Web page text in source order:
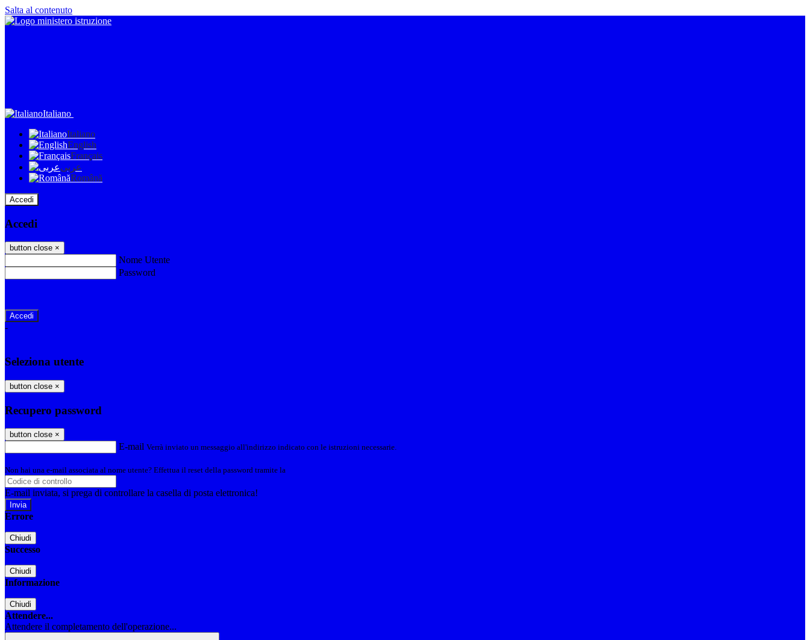
Salta al contenuto
Italiano
Italiano
English
Français
عربى
Română
Accedi
Accedi
button close ×
Nome Utente
Password
-
Seleziona utente
button close ×
Recupero password
button close ×
E-mail Verrà inviato un messaggio all'indirizzo indicato con le istruzioni necessarie.
Non hai una e-mail associata al nome utente? Effettua il reset della password tramite la
E-mail inviata, si prega di controllare la casella di posta elettronica!
Errore
Chiudi
Successo
Chiudi
Informazione
Chiudi
Attendere...
Attendere il completamento dell'operazione...